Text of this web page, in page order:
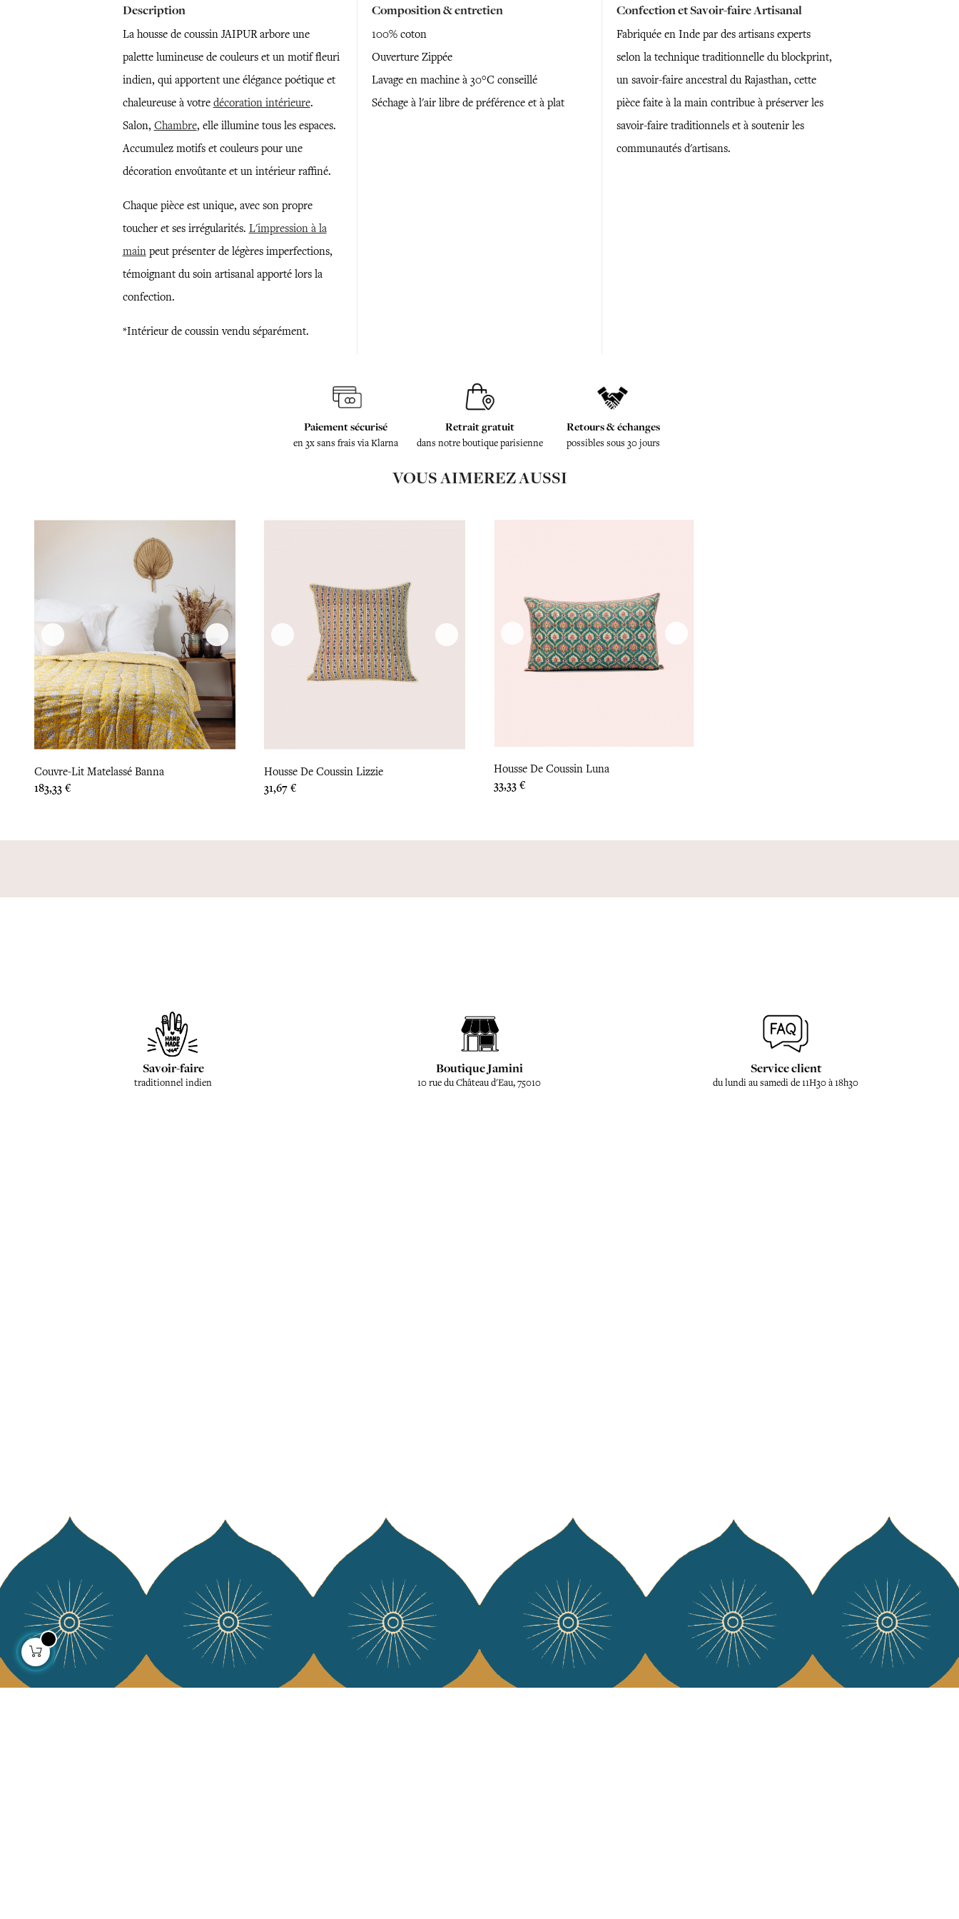
Description
La housse de coussin JAIPUR arbore une
palette lumineuse de couleurs et un motif fleuri
indien, qui apportent une élégance poétique et
chaleureuse à votre décoration intérieure.
Salon, Chambre, elle illumine tous les espaces.
Accumulez motifs et couleurs pour une
décoration envoûtante et un intérieur raffiné.
Chaque pièce est unique, avec son propre
toucher et ses irrégularités. L'impression à la
mainpeut présenter de légères imperfections,
témoignant du soin artisanal apporté lors la
confection.
*Intérieur de coussin vendu séparément.
Composition & entretien
100% coton
Ouverture Zippée
Lavage en machine à 30°C conseillé
Séchage à l'air libre de préférence et à plat
Confection et Savoir-faire Artisanal
Fabriquée en Inde par des artisans experts
selon la technique traditionnelle du blockprint,
un savoir-faire ancestral du Rajasthan, cette
pièce faite à la main contribue à préserver les
savoir-faire traditionnels et à soutenir les
communautés d'artisans.
Paiement sécurisé
en 3x sans frais via Klarna
Retrait gratuit
dans notre boutique parisienne
Retours & échanges
possibles sous 30 jours
VOUS AIMEREZ AUSSI
Couvre-Lit Matelassé Banna
Prix
183,33 €
Housse De Coussin Lizzie
Prix
31,67 €
Housse De Coussin Luna
Prix
33,33 €
Savoir-faire
traditionnel indien
Boutique Jamini
10 rue du Château d'Eau, 75010
Service client
du lundi au samedi de 11H30 à 18h30